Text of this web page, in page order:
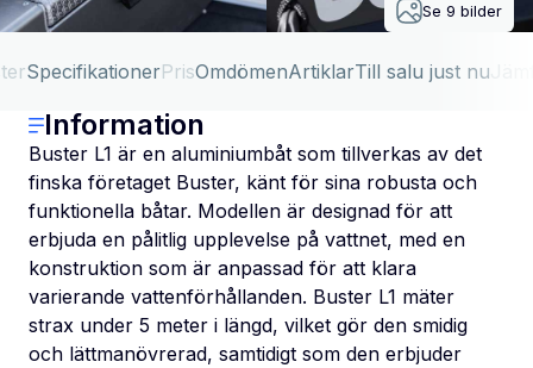
Se 9 bilder
SpecifikationerPrisOmdömenArtiklarTill salu just nu
Information
Buster L1 är en aluminiumbåt som tillverkas av det
finska företaget Buster, känt för sina robusta och
funktionella båtar. Modellen är designad för att
erbjuda en pålitlig upplevelse på vattnet, med en
konstruktion som är anpassad för att klara
varierande vattenförhållanden. Buster L1 mäter
strax under 5 meter i längd, vilket gör den smidig
och lättmanövrerad, samtidigt som den erbjuder